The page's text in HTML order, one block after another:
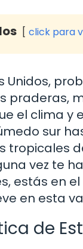
click para
Unidos,
praderas,
el clima y
sur
tropicales
vez te
estás en
en esta
de